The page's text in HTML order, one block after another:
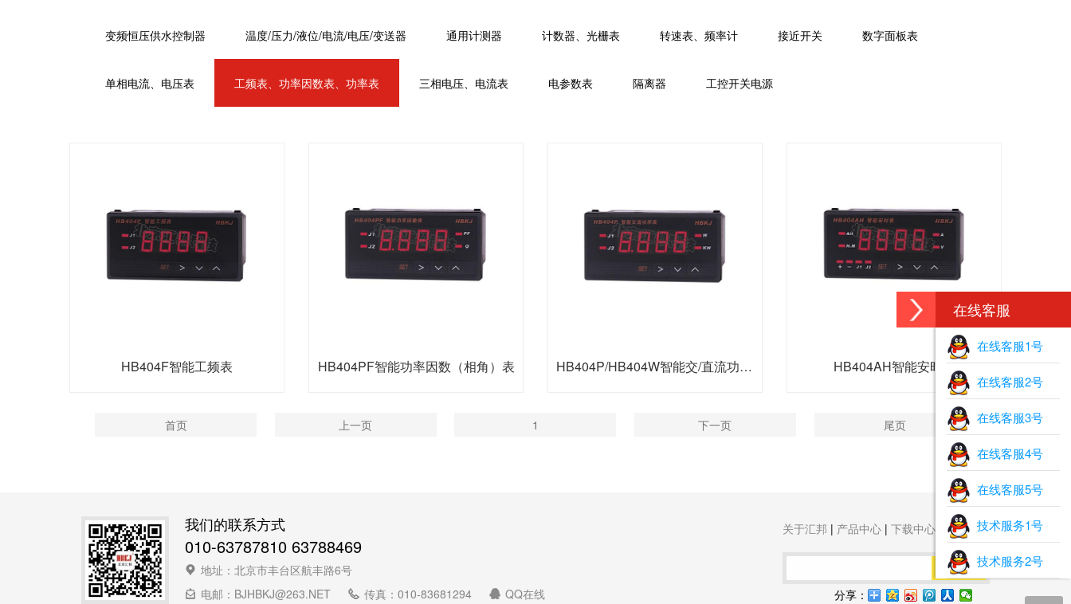
在线客服
在线客服1号
在线客服2号
在线客服3号
在线客服4号
在线客服5号
技术服务1号
技术服务2号
变频恒压供水控制器 温度/压力/液位/电流/电压/变送器 通用计测器 计数器、光栅表 转速表、频率计 接近开关 数字面板表
单相电流、电压表 工频表、功率因数表、功率表 三相电压、电流表 电参数表 隔离器 工控开关电源
HB404F智能工频表 HB404PF智能功率因数（相角）表 HB404P/HB404W智能交/直流功率表 HB404AH智能安时表
首页 上一页 1 下一页 尾页
我们的联系方式
010-63787810 63788469
地址：北京市丰台区航丰路6号
电邮：BJHBKJ@263.NET
传真：010-83681294 QQ在线
关于汇邦 | 产品中心 | 下载中心 联系我们
搜索
分享：